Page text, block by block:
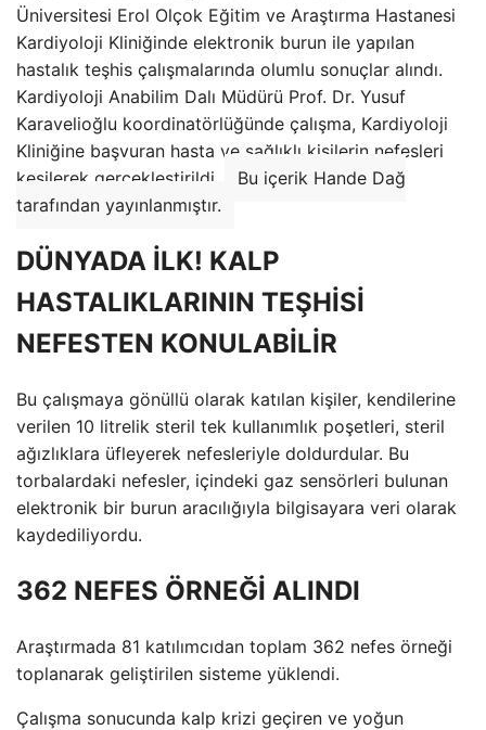
Üniversitesi Erol Olçok Eğitim ve Araştırma Hastanesi
Kardiyoloji Kliniğinde elektronik burun ile yapılan
hastalık teşhis çalışmalarında olumlu sonuçlar alındı.
Kardiyoloji Anabilim Dalı Müdürü Prof. Dr. Yusuf
Karavelioğlu koordinatörlüğünde çalışma, Kardiyoloji
Kliniğine başvuran hasta ve sağlıklı kişilerin nefesleri
kesilerek gerçekleştirildi.
Bu içerik Hande Dağ
tarafından yayınlanmıştır.
DÜNYADA İLK! KALP
HASTALIKLARININ TEŞHİSİ
NEFESTEN KONULABİLİR
Bu çalışmaya gönüllü olarak katılan kişiler, kendilerine
verilen 10 litrelik steril tek kullanımlık poşetleri, steril
ağızlıklara üfleyerek nefesleriyle doldurdular. Bu
torbalardaki nefesler, içindeki gaz sensörleri bulunan
elektronik bir burun aracılığıyla bilgisayara veri olarak
kaydediliyordu.
362 NEFES ÖRNEĞİ ALINDI
Araştırmada 81 katılımcıdan toplam 362 nefes örneği
toplanarak geliştirilen sisteme yüklendi.
Çalışma sonucunda kalp krizi geçiren ve yoğun